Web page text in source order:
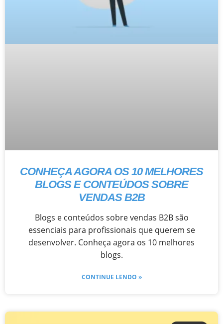
CONHEÇA AGORA OS 10 MELHORES
BLOGS E CONTEÚDOS SOBRE
VENDAS B2B
Blogs e conteúdos sobre vendas B2B são
essenciais para profissionais que querem se
desenvolver. Conheça agora os 10 melhores
blogs.
CONTINUE LENDO »